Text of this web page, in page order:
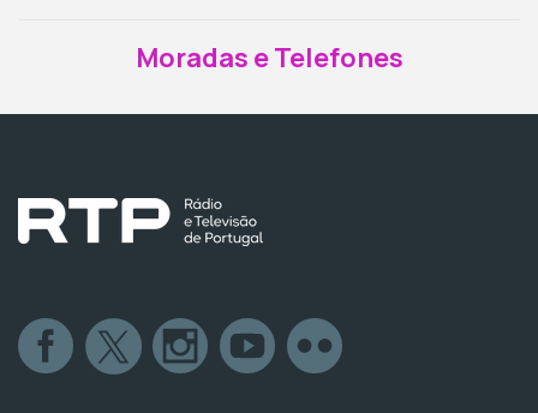
Moradas e Telefones